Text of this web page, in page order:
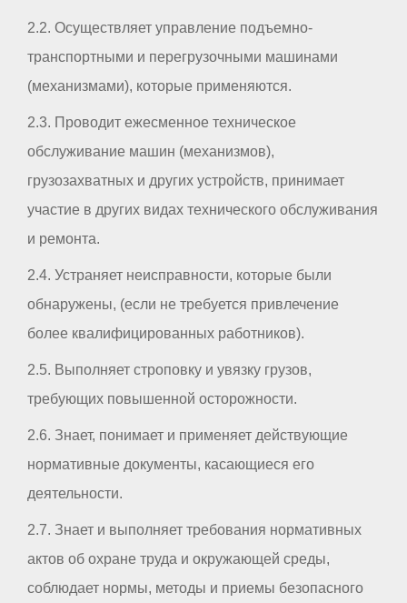
2.2. Осуществляет управление подъемно-
транспортными и перегрузочными машинами
(механизмами), которые применяются.
2.3. Проводит ежесменное техническое
обслуживание машин (механизмов),
грузозахватных и других устройств, принимает
участие в других видах технического обслуживания
и ремонта.
2.4. Устраняет неисправности, которые были
обнаружены, (если не требуется привлечение
более квалифицированных работников).
2.5. Выполняет строповку и увязку грузов,
требующих повышенной осторожности.
2.6. Знает, понимает и применяет действующие
нормативные документы, касающиеся его
деятельности.
2.7. Знает и выполняет требования нормативных
актов об охране труда и окружающей среды,
соблюдает нормы, методы и приемы безопасного